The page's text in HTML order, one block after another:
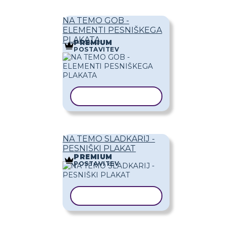
NA TEMO GOB -
ELEMENTI PESNIŠKEGA
PLAKATA
PREMIUM
POSTAVITEV
NA TEMO SLADKARIJ -
PESNIŠKI PLAKAT
PREMIUM
POSTAVITEV